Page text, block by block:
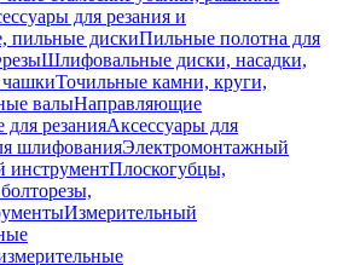
для резания и
пильные дискиПильные полотна для
Шлифовальные диски, насадки,
Точильные камни, круги,
валыНаправляющие
резанияАксессуары для
шлифованияЭлектромонтажный
Плоскогубцы,
Измерительный